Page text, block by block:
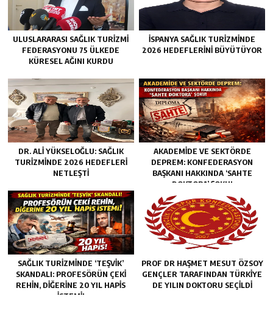
ULUSLARARASI SAĞLIK TURIZMI
FEDERASYONU 75 ÜLKEDE
KÜRESEL AĞINI KURDU
İSPANYA SAĞLIK TURIZMINDE
2026 HEDEFLERINI BÜYÜTÜYOR
DR. ALI YÜKSELOĞLU: SAĞLIK
TURIZMINDE 2026 HEDEFLERI
NETLEŞTI
AKADEMİDE VE SEKTÖRDE
DEPREM: KONFEDERASYON
BAŞKANI HAKKINDA ‘SAHTE
DOKTORA’ ŞOKU!
SAĞLIK TURİZMİNDE ‘TEŞVİK’
SKANDALI: PROFESÖRÜN ÇEKİ
REHİN, DİĞERİNE 20 YIL HAPİS
İSTEMİ!
PROF DR HAŞMET MESUT ÖZSOY
GENÇLER TARAFINDAN TÜRKİYE
DE YILIN DOKTORU SEÇİLDİ